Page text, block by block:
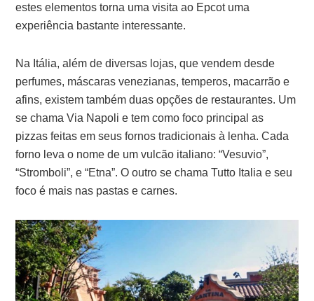
estes elementos torna uma visita ao Epcot uma
experiência bastante interessante.
Na Itália, além de diversas lojas, que vendem desde
perfumes, máscaras venezianas, temperos, macarrão e
afins, existem também duas opções de restaurantes. Um
se chama Via Napoli e tem como foco principal as
pizzas feitas em seus fornos tradicionais à lenha. Cada
forno leva o nome de um vulcão italiano: “Vesuvio”,
“Stromboli”, e “Etna”. O outro se chama Tutto Italia e seu
foco é mais nas pastas e carnes.